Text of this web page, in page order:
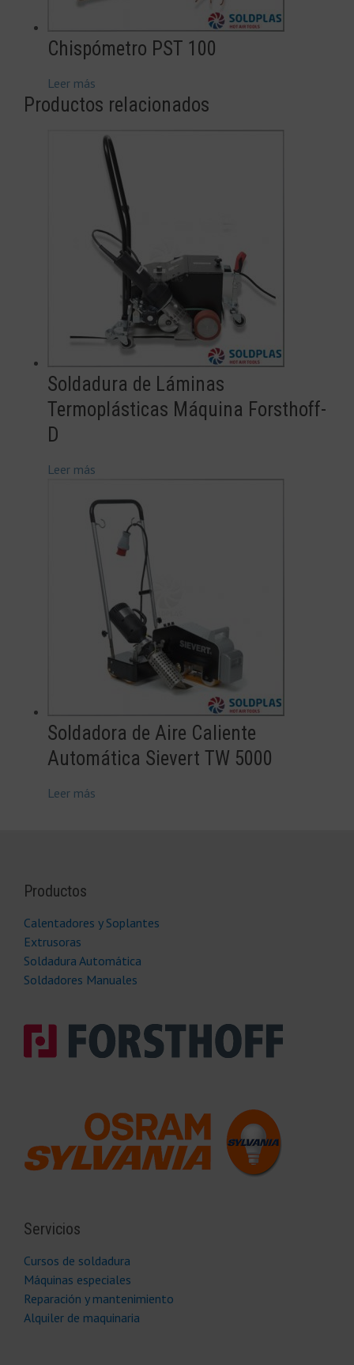
Chispómetro PST 100
Leer más
Productos relacionados
Soldadura de Láminas
Termoplásticas Máquina Forsthoff-
D
Leer más
Soldadora de Aire Caliente
Automática Sievert TW 5000
Leer más
Productos
Calentadores y Soplantes
Extrusoras
Soldadura Automática
Soldadores Manuales
Servicios
Cursos de soldadura
Máquinas especiales
Reparación y mantenimiento
Alquiler de maquinaria